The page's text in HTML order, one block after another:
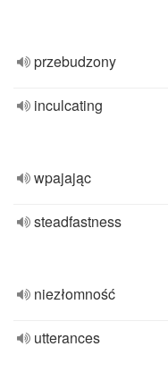
przebudzony
inculcating
wpajając
steadfastness
niezłomność
utterances